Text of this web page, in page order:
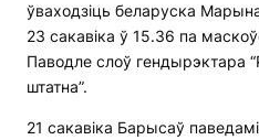
ўваходзіць беларуска
23 сакавіка ў 15.36 па
Паводле слоў гендырэктара
штатна”.
21 сакавіка Барысаў